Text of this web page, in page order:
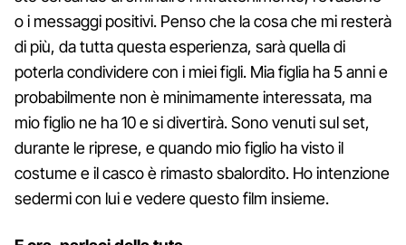
o i messaggi positivi. Penso che la cosa che mi resterà
di più, da tutta questa esperienza, sarà quella di
poterla condividere con i miei figli. Mia figlia ha 5 anni e
probabilmente non è minimamente interessata, ma
mio figlio ne ha 10 e si divertirà. Sono venuti sul set,
durante le riprese, e quando mio figlio ha visto il
costume e il casco è rimasto sbalordito. Ho intenzione
sedermi con lui e vedere questo film insieme.